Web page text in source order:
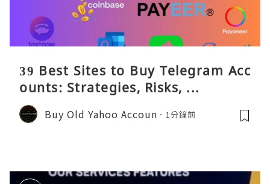
39 Best Sites to Buy Telegram Acc
ounts: Strategies, Risks, ...
Buy Old Yahoo Accoun 1分鐘前